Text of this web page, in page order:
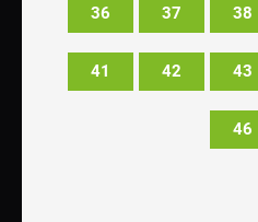
36 37 38
41 42 43
46